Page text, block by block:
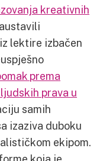
kreativnih
lektire izbačen
prema
prava u
samih
izaziva duboku
ekipom.